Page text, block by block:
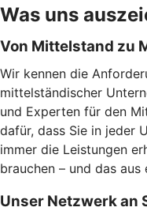
Was uns
Von Mittelstand zu
Wir kennen die
mittelständischer
und Experten für den
dafür, dass Sie in jeder
immer die Leistungen
brauchen – und das aus
Unser Netzwerk an